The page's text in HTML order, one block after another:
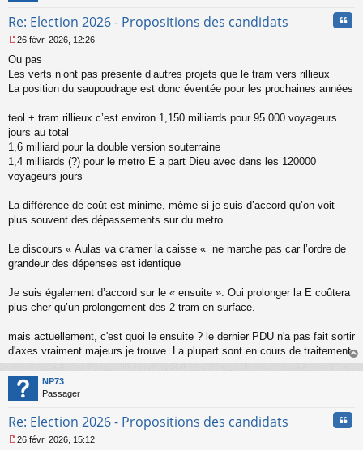
Re: Election 2026 - Propositions des candidats
e
s
s
e
n
o
n
u
26 févr. 2026, 12:26
Ou pas
Les verts n’ont pas présenté d’autres projets que le tram vers rillieux
La position du saupoudrage est donc éventée pour les prochaines années
teol + tram rillieux c’est environ 1,150 milliards pour 95 000 voyageurs
jours au total
1,6 milliard pour la double version souterraine
1,4 milliards (?) pour le metro E a part Dieu avec dans les 120000
voyageurs jours
La différence de coût est minime, même si je suis d’accord qu’on voit
plus souvent des dépassements sur du metro.
Le discours « Aulas va cramer la caisse « ne marche pas car l’ordre de
grandeur des dépenses est identique
Je suis également d’accord sur le « ensuite ». Oui prolonger la E coûtera
plus cher qu’un prolongement des 2 tram en surface.
mais actuellement, c'est quoi le ensuite ? le dernier PDU n'a pas fait sortir
d'axes vraiment majeurs je trouve. La plupart sont en cours de traitement.
au
NP73
Passager
Re: Election 2026 - Propositions des candidats
26 févr. 2026, 15:12